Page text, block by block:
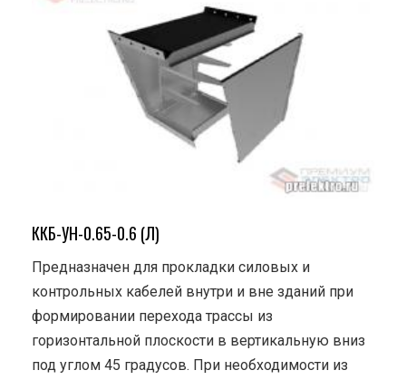
ККБ-УН-0.65-0.6 (Л)
Предназначен для прокладки силовых и
контрольных кабелей внутри и вне зданий при
формировании перехода трассы из
горизонтальной плоскости в вертикальную вниз
под углом 45 градусов. При необходимости из